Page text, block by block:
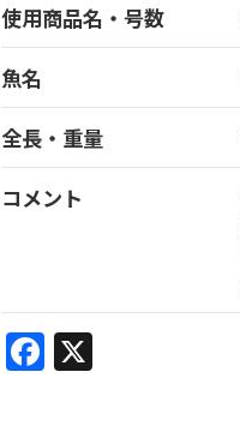
使用商品名・号数
魚名
全長・重量
コメント
Facebook